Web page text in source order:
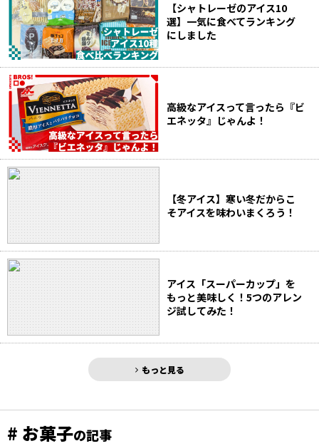
【シャトレーゼのアイス10
選】一気に食べてランキング
にしました
高級なアイスって言ったら『ビ
エネッタ』じゃんよ！
【冬アイス】寒い冬だからこ
そアイスを味わいまくろう！
アイス「スーパーカップ」を
もっと美味しく！5つのアレン
ジ試してみた！
もっと見る
# お菓子の記事